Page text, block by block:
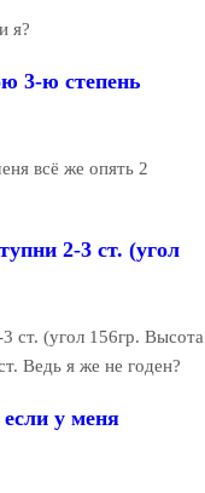
я?
3-ю степень
всё же опять 2
2-3 ст. (угол
ст. (угол 156гр. Высота
Ведь я же не годен?
у меня